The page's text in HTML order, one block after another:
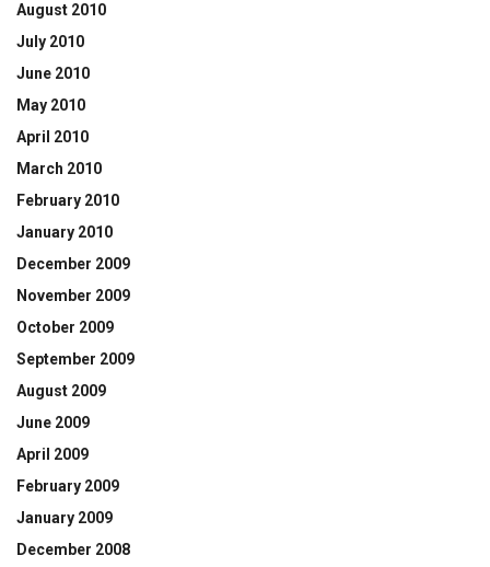
August 2010
July 2010
June 2010
May 2010
April 2010
March 2010
February 2010
January 2010
December 2009
November 2009
October 2009
September 2009
August 2009
June 2009
April 2009
February 2009
January 2009
December 2008